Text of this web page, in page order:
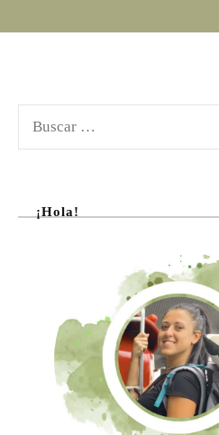
Buscar:
¡Hola!